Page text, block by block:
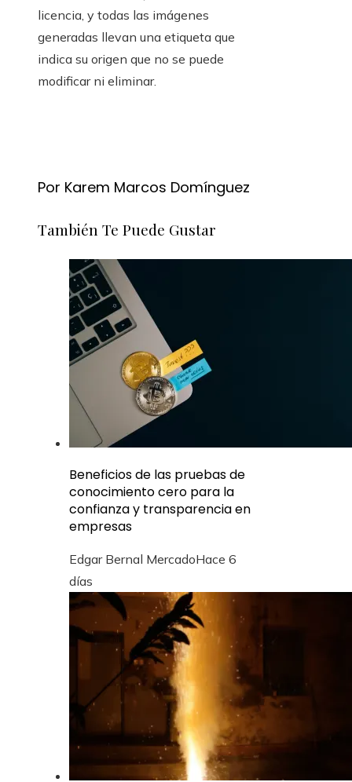
licencia, y todas las imágenes
generadas llevan una etiqueta que
indica su origen que no se puede
modificar ni eliminar.
Por Karem Marcos Domínguez
También Te Puede Gustar
Beneficios de las pruebas de
conocimiento cero para la
confianza y transparencia en
empresas
Edgar Bernal MercadoHace 6
días